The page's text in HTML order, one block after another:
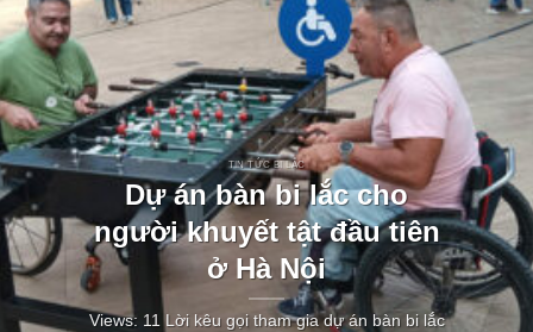
TIN TỨC BI LẮC
Dự án bàn bi lắc cho
người khuyết tật đầu tiên
ở Hà Nội
Views: 11 Lời kêu gọi tham gia dự án bàn bi lắc